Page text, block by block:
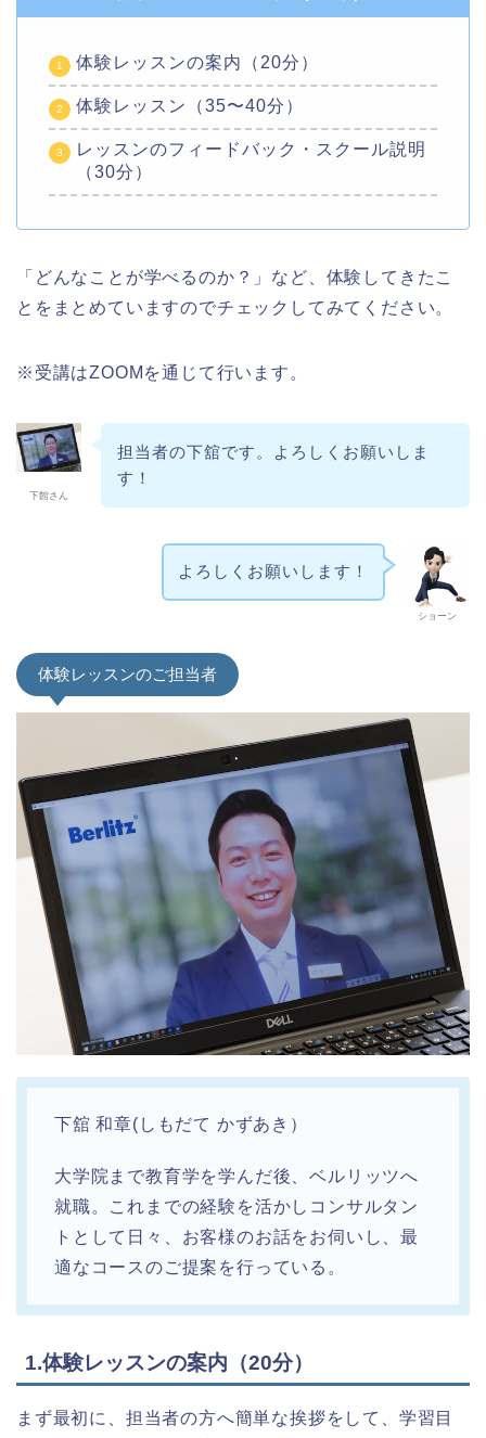
体験レッスンの案内（20分）
体験レッスン（35〜40分）
レッスンのフィードバック・スクール説明
（30分）
「どんなことが学べるのか？」など、体験してきたこ
とをまとめていますのでチェックしてみてください。
※受講はZOOMを通じて行います。
下館さん
担当者の下舘です。よろしくお願いしま
す！
ショーン
よろしくお願いします！
体験レッスンのご担当者
下舘 和章(しもだて かずあき）
大学院まで教育学を学んだ後、ベルリッツへ
就職。これまでの経験を活かしコンサルタン
トとして日々、お客様のお話をお伺いし、最
適なコースのご提案を行っている。
1.体験レッスンの案内（20分）
まず最初に、担当者の方へ簡単な挨拶をして、学習目